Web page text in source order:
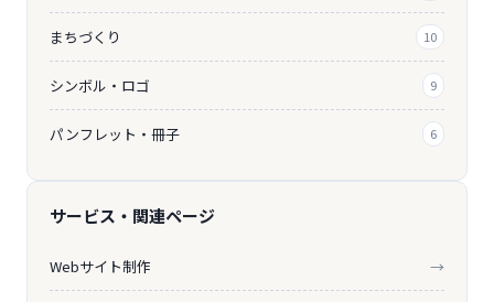
まちづくり 10
シンボル・ロゴ 9
パンフレット・冊子 6
サービス・関連ページ
Webサイト制作 →